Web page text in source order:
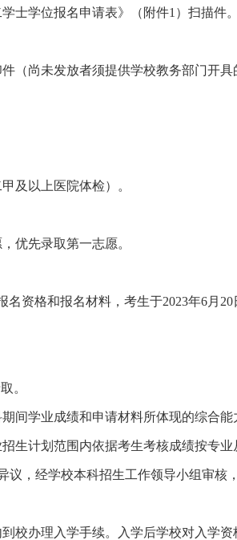
士学位报名申请表》（附件1）扫描件。
（尚未发放者须提供学校教务部门开
及以上医院体检）。
优先录取第一志愿。
名资格和报名材料，考生于2023年6月
。
间学业成绩和申请材料所体现的综合能
生计划范围内依据考生考核成绩按专
议，经学校本科招生工作领导小组审核
校办理入学手续。入学后学校对入学